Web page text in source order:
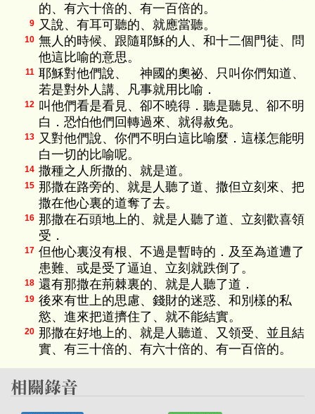
的、有六十倍的、有一百倍的。
9 又說、有耳可聽的、就應當聽。
10 無人的時候、跟隨耶穌的人、和十二個門徒、問
他這比喻的意思。
11 耶穌對他們說、 神國的奧祕、只叫你們知道、
若是對外人講、凡事就用比喻．
12 叫他們看是看見、卻不曉得．聽是聽見、卻不明
白．恐怕他們回轉過來、就得赦免。
13 又對他們說、你們不明白這比喻麼．這樣怎能明
白一切的比喻呢。
14 撒種之人所撒的、就是道。
15 那撒在路旁的、就是人聽了道、撒但立刻來、把
撒在他心裏的道奪了去。
16 那撒在石頭地上的、就是人聽了道、立刻歡喜領
受．
17 但他心裏沒有根、不過是暫時的．及至為道遭了
患難、或是受了逼迫、立刻就跌倒了。
18 還有那撒在荊棘裏的、就是人聽了道．
19 後來有世上的思慮、錢財的迷惑、和別樣的私
慾、進來把道擠住了、就不能結實。
20 那撒在好地上的、就是人聽道、又領受、並且結
實、有三十倍的、有六十倍的、有一百倍的。